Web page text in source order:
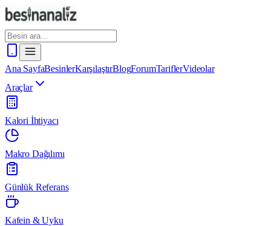
Ana SayfaBesinlerKarşılaştırBlogForumTariflerVideolar
Araçlar
Kalori İhtiyacı
Makro Dağılımı
Günlük Referans
Kafein & Uyku